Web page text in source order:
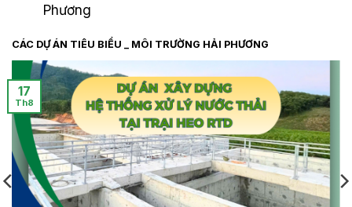
Phương
CÁC DỰ ÁN TIÊU BIỂU _ MÔI TRƯỜNG HẢI PHƯƠNG
17
Th8